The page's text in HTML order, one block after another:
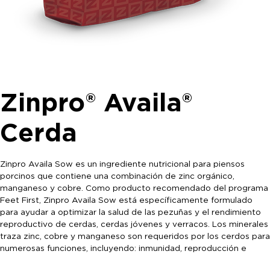
Zinpro® Availa®
Cerda
Zinpro Availa Sow es un ingrediente nutricional para piensos
porcinos que contiene una combinación de zinc orgánico,
manganeso y cobre. Como producto recomendado del programa
Feet First, Zinpro Availa Sow está específicamente formulado
para ayudar a optimizar la salud de las pezuñas y el rendimiento
reproductivo de cerdas, cerdas jóvenes y verracos. Los minerales
traza zinc, cobre y manganeso son requeridos por los cerdos para
numerosas funciones, incluyendo: inmunidad, reproducción e